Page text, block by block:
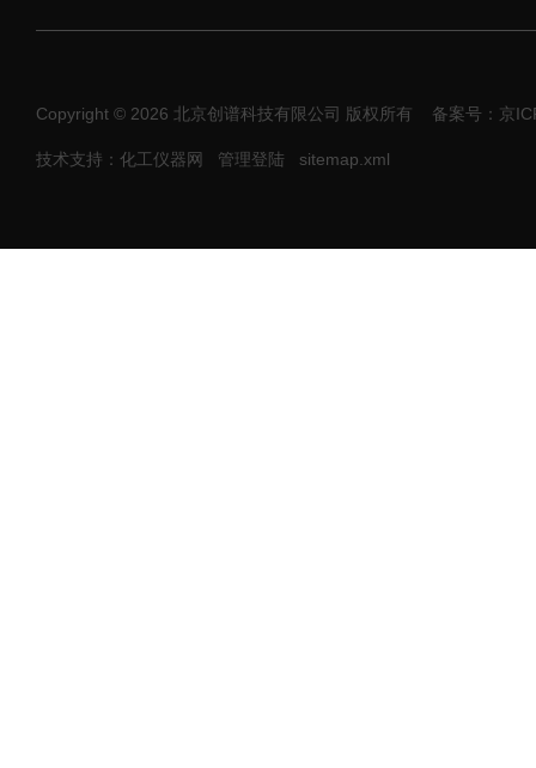
Copyright © 2026 北京创谱科技有限公司 版权所有 备案号：京
技术支持：化工仪器网 管理登陆 sitemap.xml